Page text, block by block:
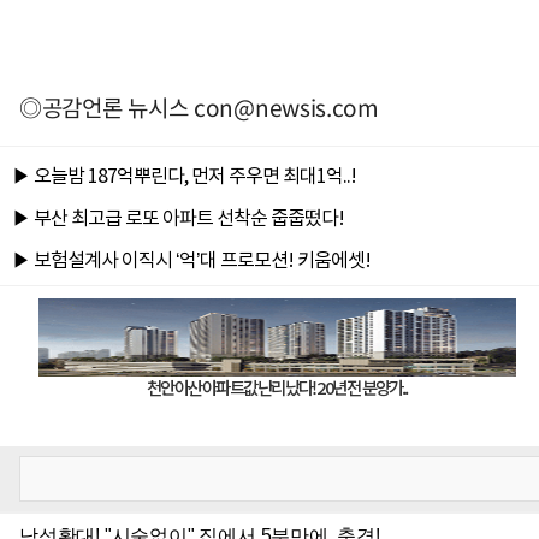
◎공감언론 뉴시스con@newsis.com